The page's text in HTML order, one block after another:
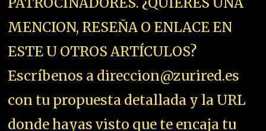
MENCION, RESEÑA O ENLACE EN
ESTE U OTROS ARTÍCULOS?
Escríbenos a direccion@zurired.es
con tu propuesta detallada y la URL
donde hayas visto que te encaja tu